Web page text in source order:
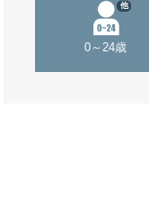
0～24歳
他